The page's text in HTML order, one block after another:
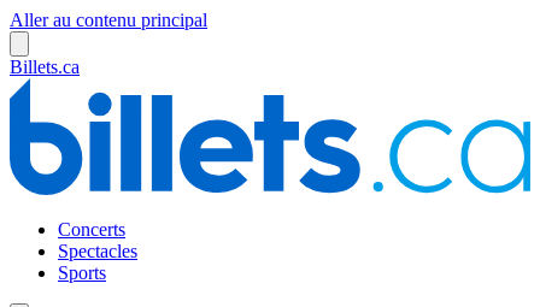
Aller au contenu principal
Billets.ca
Concerts
Spectacles
Sports